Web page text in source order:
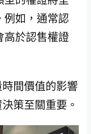
例如，通常認
高於認售權證
間價值的影響
策至關重要。